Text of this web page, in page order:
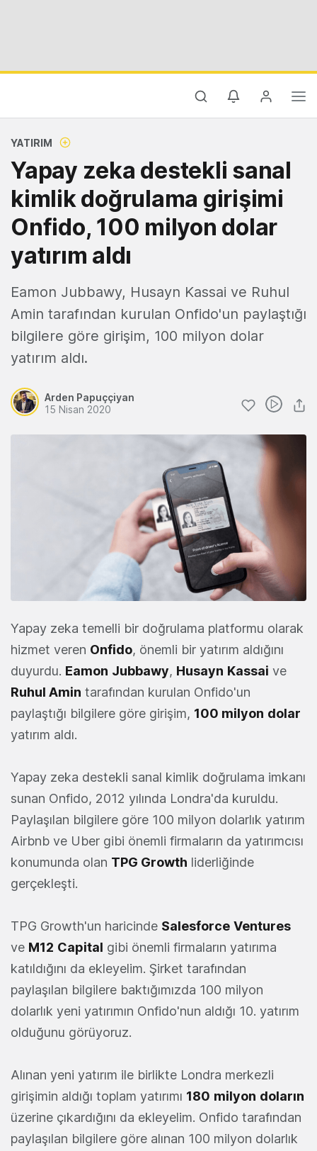
YATIRIM
Yapay zeka destekli sanal
kimlik doğrulama girişimi
Onfido, 100 milyon dolar
yatırım aldı
Eamon Jubbawy, Husayn Kassai ve Ruhul
Amin tarafından kurulan Onfido'un paylaştığı
bilgilere göre girişim, 100 milyon dolar
yatırım aldı.
Arden Papuççiyan
15 Nisan 2020
Yapay zeka temelli bir doğrulama platformu olarak
hizmet veren Onfido, önemli bir yatırım aldığını
duyurdu. Eamon Jubbawy, Husayn Kassai ve
Ruhul Amin tarafından kurulan Onfido'un
paylaştığı bilgilere göre girişim, 100 milyon dolar
yatırım aldı.
Yapay zeka destekli sanal kimlik doğrulama imkanı
sunan Onfido, 2012 yılında Londra'da kuruldu.
Paylaşılan bilgilere göre 100 milyon dolarlık yatırım
Airbnb ve Uber gibi önemli firmaların da yatırımcısı
konumunda olan TPG Growth liderliğinde
gerçekleşti.
TPG Growth'un haricinde Salesforce Ventures
ve M12 Capital gibi önemli firmaların yatırıma
katıldığını da ekleyelim. Şirket tarafından
paylaşılan bilgilere baktığımızda 100 milyon
dolarlık yeni yatırımın Onfido'nun aldığı 10. yatırım
olduğunu görüyoruz.
Alınan yeni yatırım ile birlikte Londra merkezli
girişimin aldığı toplam yatırımı 180 milyon doların
üzerine çıkardığını da ekleyelim. Onfido tarafından
paylaşılan bilgilere göre alınan 100 milyon dolarlık